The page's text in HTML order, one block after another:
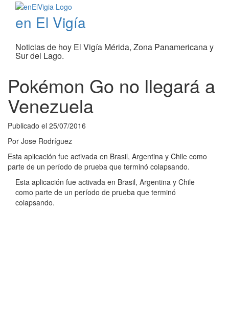
en El Vigía
Noticias de hoy El Vigía Mérida, Zona Panamericana y
Sur del Lago.
Pokémon Go no llegará a
Venezuela
Publicado el 25/07/2016
Por Jose Rodríguez
Esta aplicación fue activada en Brasil, Argentina y Chile como
parte de un período de prueba que terminó colapsando.
Esta aplicación fue activada en Brasil, Argentina y Chile
como parte de un período de prueba que terminó
colapsando.